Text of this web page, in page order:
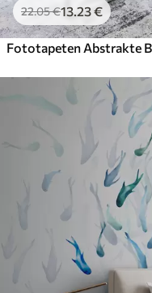
22.05€13.23€